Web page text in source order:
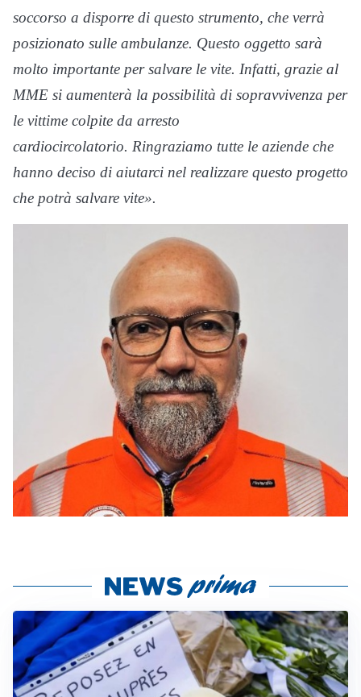
soccorso a disporre di questo strumento, che verrà
posizionato sulle ambulanze. Questo oggetto sarà
molto importante per salvare le vite. Infatti, grazie al
MME si aumenterà la possibilità di sopravvivenza per
le vittime colpite da arresto
cardiocircolatorio. Ringraziamo tutte le aziende che
hanno deciso di aiutarci nel realizzare questo progetto
che potrà salvare vite».